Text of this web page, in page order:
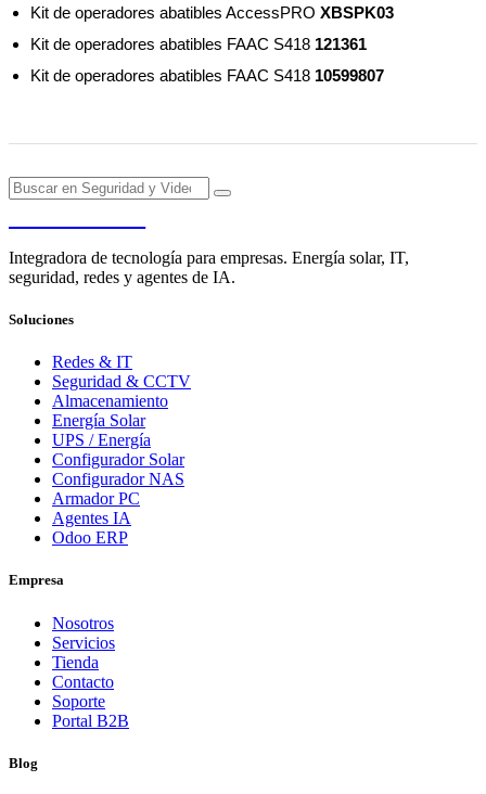
Kit de operadores abatibles AccessPRO XBSPK03
Kit de operadores abatibles FAAC S418 121361
Kit de operadores abatibles FAAC S418 10599807
Integradora de tecnología para empresas. Energía solar, IT,
seguridad, redes y agentes de IA.
Soluciones
Redes & IT
Seguridad & CCTV
Almacenamiento
Energía Solar
UPS / Energía
Configurador Solar
Configurador NAS
Armador PC
Agentes IA
Odoo ERP
Empresa
Nosotros
Servicios
Tienda
Contacto
Soporte
Portal B2B
Blog